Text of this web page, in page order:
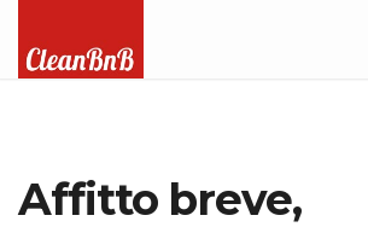
Affitto breve,